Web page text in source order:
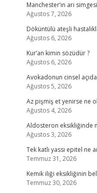
Manchester’ın arı
Ağustos 7, 2026
Döküntülü ateşli
Ağustos 6, 2026
Kur’an kimin sözüdür ?
Ağustos 6, 2026
Avokadonun cinsel
Ağustos 5, 2026
Az pişmiş et yenirse ne
Ağustos 4, 2026
Aldosteron eksikliğinde
Ağustos 3, 2026
Tek katlı yassı epitel ne
Temmuz 31, 2026
Kemik iliği eksikliğinin
Temmuz 30, 2026